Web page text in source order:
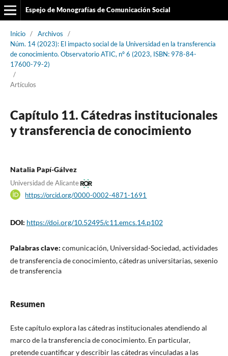
Espejo de Monografías de Comunicación Social
Inicio / Archivos
/
Núm. 14 (2023): El impacto social de la Universidad en la transferencia
de conocimiento. Observatorio ATIC, nº 6 (2023, ISBN: 978-84-
17600-79-2)
/
Artículos
Capítulo 11. Cátedras institucionales
y transferencia de conocimiento
Natalia Papí-Gálvez
Universidad de Alicante
https://orcid.org/0000-0002-4871-1691
DOI: https://doi.org/10.52495/c11.emcs.14.p102
Palabras clave: comunicación, Universidad-Sociedad, actividades
de transferencia de conocimiento, cátedras universitarias, sexenio
de transferencia
Resumen
Este capítulo explora las cátedras institucionales atendiendo al
marco de la transferencia de conocimiento. En particular,
pretende cuantificar y describir las cátedras vinculadas a las